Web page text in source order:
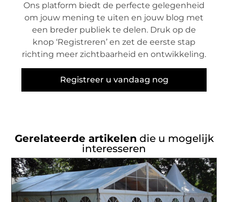
Ons platform biedt de perfecte gelegenheid
om jouw mening te uiten en jouw blog met
een breder publiek te delen. Druk op de
knop ‘Registreren’ en zet de eerste stap
richting meer zichtbaarheid en ontwikkeling.
Registreer u vandaag nog
Gerelateerde artikelen die u mogelijk
interesseren